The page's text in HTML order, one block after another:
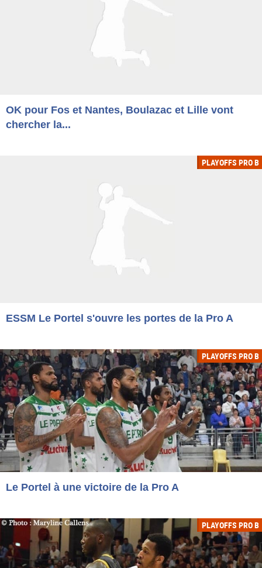
OK pour Fos et Nantes, Boulazac et Lille vont
chercher la...
PLAYOFFS PRO B
ESSM Le Portel s'ouvre les portes de la Pro A
PLAYOFFS PRO B
Le Portel à une victoire de la Pro A
PLAYOFFS PRO B